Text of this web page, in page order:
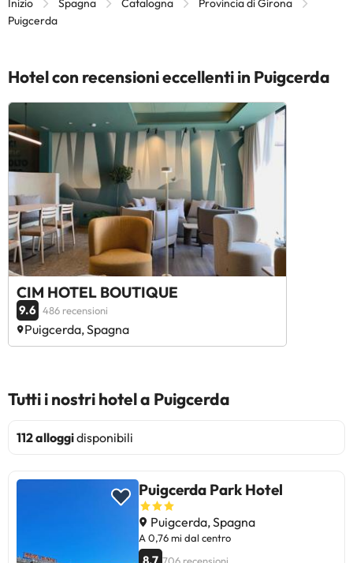
Puigcerda
Hotel con recensioni eccellenti in Puigcerda
CIM HOTEL BOUTIQUE
9.6 486 recensioni
Puigcerda, Spagna
Tutti i nostri hotel a Puigcerda
112 alloggidisponibili
Puigcerda Park Hotel
Puigcerda, Spagna
A 0,76 mi dal centro
706 recensioni